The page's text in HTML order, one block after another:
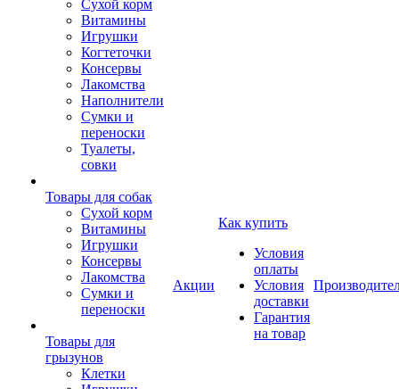
Cухой корм
Витамины
Игрушки
Когтеточки
Консервы
Лакомства
Наполнители
Сумки и
переноски
Туалеты,
совки
Товары для собак
Cухой корм
Витамины
Игрушки
Консервы
Лакомства
Сумки и
переноски
Товары для
грызунов
Клетки
Акции
Как купить
Условия
оплаты
Условия
доставки
Гарантия
на товар